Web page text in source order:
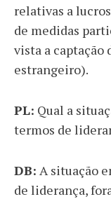
relativas a
de medidas
vista a
estrangeiro).
PL: Qual a
termos de
DB: A situação
de liderança,